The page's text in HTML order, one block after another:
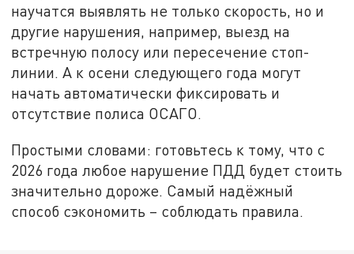
научатся выявлять не только скорость, но и
другие нарушения, например, выезд на
встречную полосу или пересечение стоп-
линии. А к осени следующего года могут
начать автоматически фиксировать и
отсутствие полиса ОСАГО.
Простыми словами: готовьтесь к тому, что с
2026 года любое нарушение ПДД будет стоить
значительно дороже. Самый надёжный
способ сэкономить – соблюдать правила.